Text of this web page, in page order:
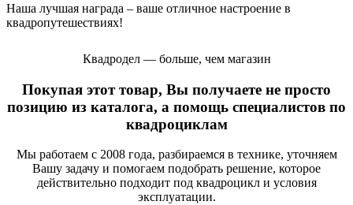
Наша лучшая награда – ваше отличное настроение в
квадропутешествиях!
Квадродел — больше, чем магазин
Покупая этот товар, Вы получаете не просто
позицию из каталога, а помощь специалистов по
квадроциклам
Мы работаем с 2008 года, разбираемся в технике, уточняем
Вашу задачу и помогаем подобрать решение, которое
действительно подходит под квадроцикл и условия
эксплуатации.